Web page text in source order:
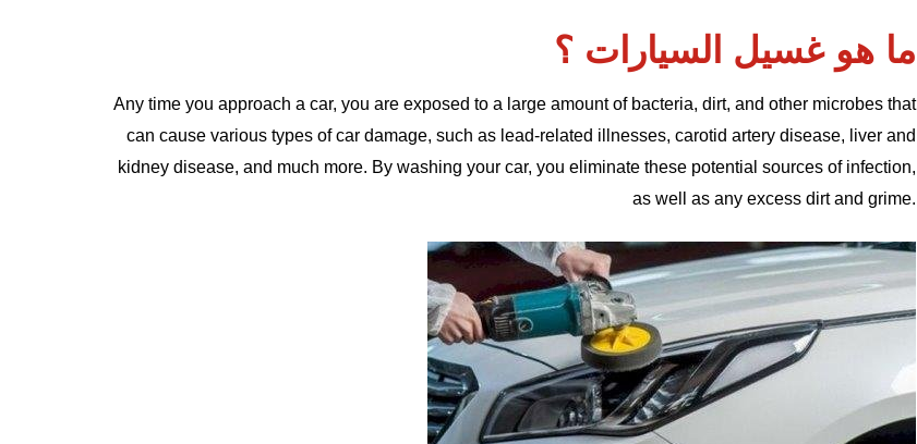
ما هو غسيل السيارات ؟
Any time you approach a car, you are exposed to a large amount of bacteria, dirt, and other microbes that
can cause various types of car damage, such as lead-related illnesses, carotid artery disease, liver and
kidney disease, and much more. By washing your car, you eliminate these potential sources of infection,
as well as any excess dirt and grime.